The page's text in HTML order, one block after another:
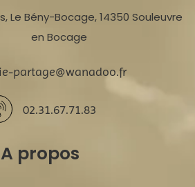
Le Bény-Bocage, 14350 Souleuvre
en Bocage
partage@wanadoo.fr
02.31.67.71.83
A propos